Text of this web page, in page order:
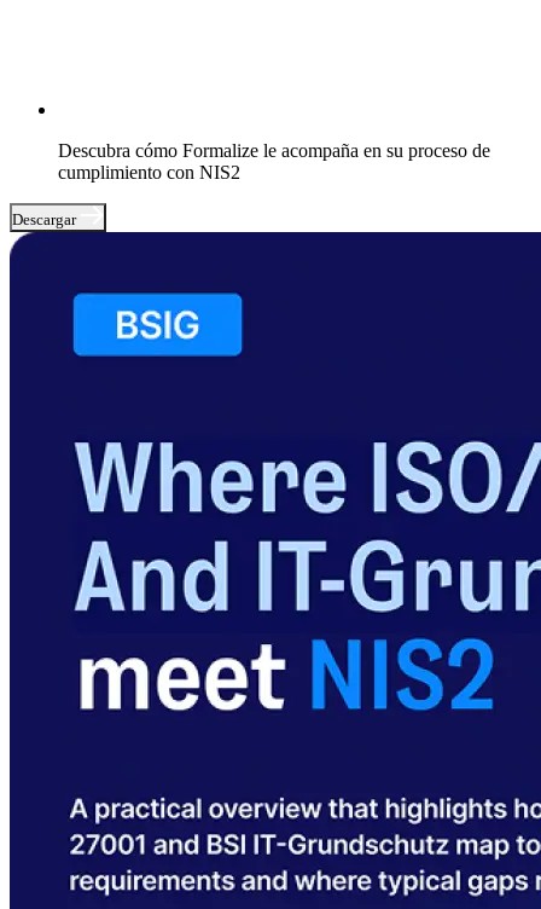
Descubra cómo Formalize le acompaña en su proceso de
cumplimiento con NIS2
Descargar